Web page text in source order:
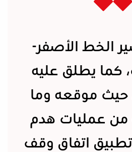
الخط الأصفر-
كما يطلق عليه
حيث موقعه وما
من عمليات هدم
تطبيق اتفاق وقف